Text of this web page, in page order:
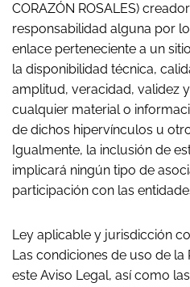
CORAZÓN ROSALES)
responsabilidad alguna por
enlace perteneciente a un
la disponibilidad técnica,
amplitud, veracidad, validez
cualquier material o
de dichos hipervínculos u
Igualmente, la inclusión de
implicará ningún tipo de
participación con las
Ley aplicable y jurisdicción
Las condiciones de uso de la
este Aviso Legal, así como